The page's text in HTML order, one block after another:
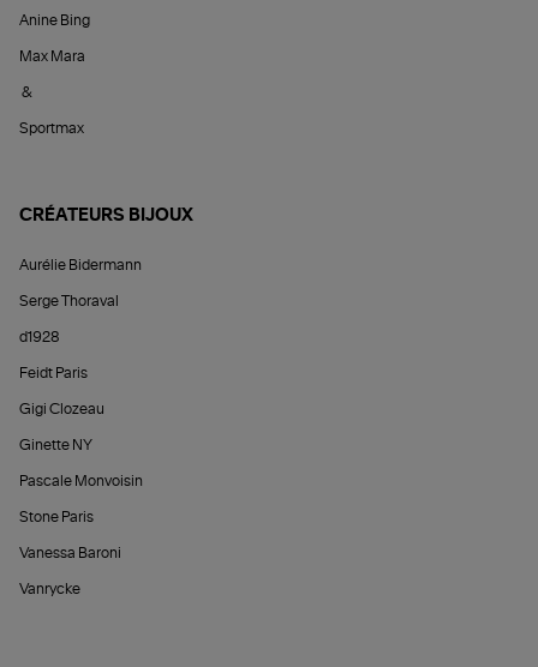
Anine Bing
Max Mara
&
Sportmax
CRÉATEURS BIJOUX
Aurélie Bidermann
Serge Thoraval
d1928
Feidt Paris
Gigi Clozeau
Ginette NY
Pascale Monvoisin
Stone Paris
Vanessa Baroni
Vanrycke